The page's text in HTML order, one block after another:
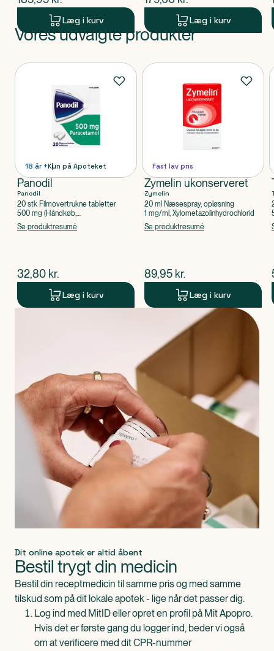
Læg i kurv Læg i kurv
Produkt 1 af 0
Vores udvalgte produkter
Produkter
18 år +Kun på Apoteket
Panodil
Panodil
20 stk Filmovertrukne tabletter
500 mg (Håndkøb,
apoteksforbeholdt), Paracetamol
Se produktresumé
$nuværende pris
32,80 kr.
Læg i kurv
Fast lav pris
Zymelin ukonserveret
Zymelin
20 ml Næsespray, opløsning
1 mg/ml, Xylometazolinhydrochlorid
Se produktresumé
$nuværende pris
89,95 kr.
Læg i kurv
Dit online apotek er altid åbent
Bestil trygt din medicin
Bestil din receptmedicin til samme pris og med samme
tilskud som på dit lokale apotek - lige når det passer dig.
Log ind med MitID eller opret en profil på Mit Apopro.
Hvis det er første gang du logger ind, beder vi også
om at verificere med dit CPR-nummer